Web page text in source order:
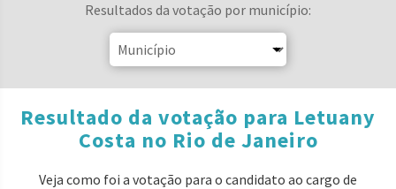
Resultados da votação por município:
Resultado da votação para Letuany
Costa no Rio de Janeiro
Veja como foi a votação para o candidato ao cargo de